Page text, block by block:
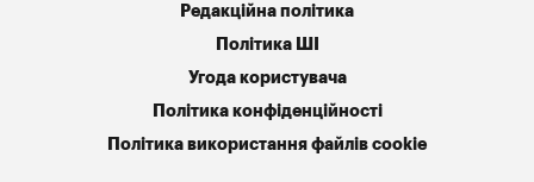
Редакційна політика
Політика ШІ
Угода користувача
Політика конфіденційності
Політика використання файлів cookie